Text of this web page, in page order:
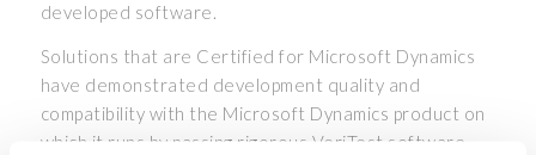
developed software.
Solutions that are Certified for Microsoft Dynamics
have demonstrated development quality and
compatibility with the Microsoft Dynamics product on
which it runs by passing rigorous VeriTest software